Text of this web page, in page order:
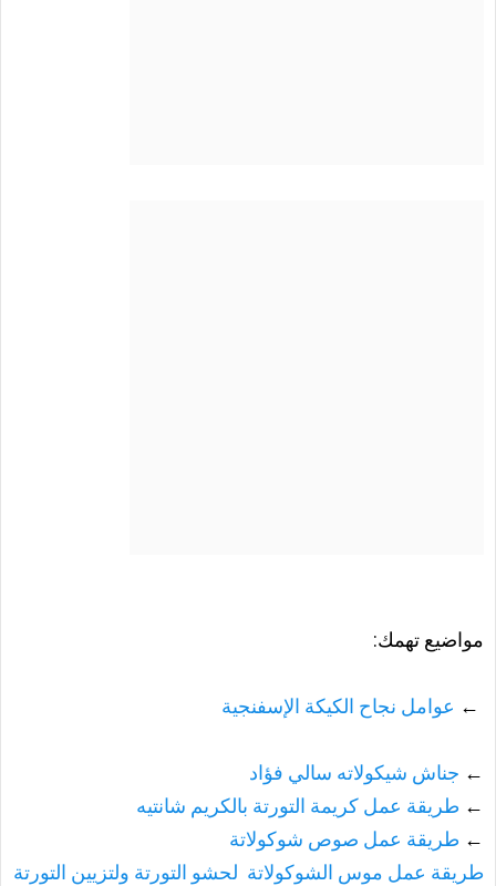
مواضيع تهمك:
← عوامل نجاح الكيكة الإسفنجية
← جناش شيكولاته سالي فؤاد
← طريقة عمل كريمة التورتة بالكريم شانتيه
← طريقة عمل صوص شوكولاتة
طريقة عمل موس الشوكولاتة لحشو التورتة ولتزيين التورتة